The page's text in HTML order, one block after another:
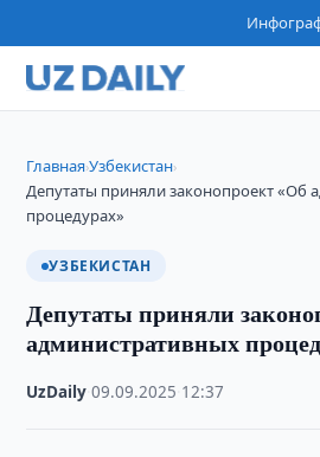
Главная›Узбекистан›
Депутаты приняли законопроект «Об
процедурах»
УЗБЕКИСТАН
Депутаты приняли
административных
UzDaily ·09.09.2025 12:37